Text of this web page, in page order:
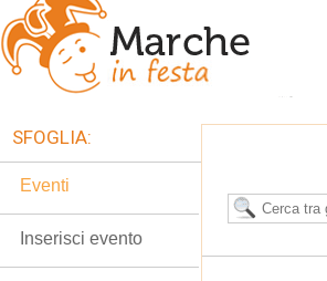
SFOGLIA:
Eventi
Inserisci evento